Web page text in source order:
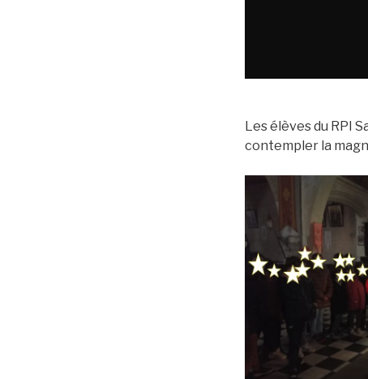
Les élèves du RPI
contempler la